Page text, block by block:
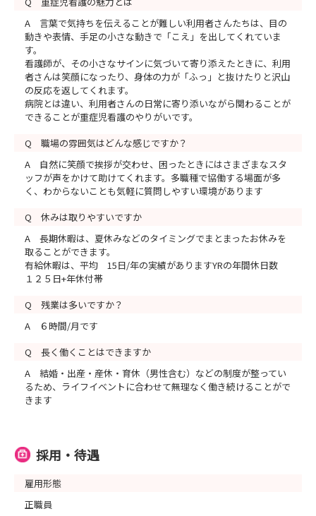
A 言葉で気持ちを伝えることが難しい利用者さんたちは、目の
動きや表情、手足の小さな動きで「こえ」を出してくれていま
す。
看護師が、その小さなサインに気づいて寄り添えたときに、利用
者さんは笑顔になったり、身体の力が「ふっ」と抜けたりと沢山
の反応を返してくれます。
病院とは違い、利用者さんの日常に寄り添いながら関わることが
できることが重症児看護のやりがいです。
Q 職場の雰囲気はどんな感じですか？
A 自然に笑顔で挨拶が交わせ、困ったときにはさまざまなスタ
ッフが声をかけて助けてくれます。多職種で協働する場面が多
く、わからないことも気軽に質問しやすい環境があります
Q 休みは取りやすいですか
A 長期休暇は、夏休みなどのタイミングでまとまったお休みを
取ることができます。
有給休暇は、平均 15日/年の実績がありますYRの年間休日数
１２５日+年休付帯
Q 残業は多いですか？
A ６時間/月です
Q 長く働くことはできますか
A 結婚・出産・産休・育休（男性含む）などの制度が整ってい
るため、ライフイベントに合わせて無理なく働き続けることがで
きます
採用・待遇
雇用形態
正職員